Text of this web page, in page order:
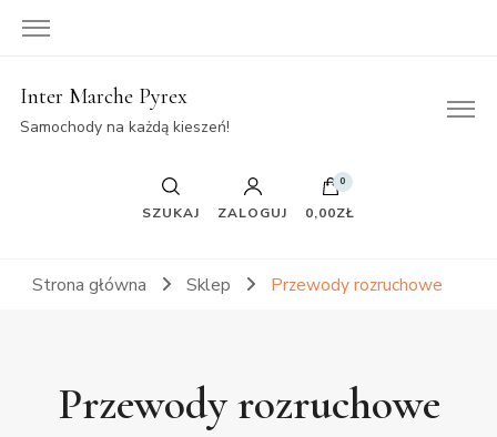
Inter Marche Pyrex
Samochody na każdą kieszeń!
SZUKAJ ZALOGUJ
0
0,00ZŁ
Strona główna Sklep Przewody rozruchowe
Przewody rozruchowe